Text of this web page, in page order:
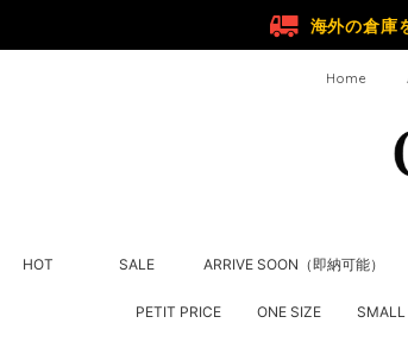
海外の倉庫
Home
HOT SALE ARRIVE SOON（即納可能）
PETIT PRICE ONE SIZE SMALL